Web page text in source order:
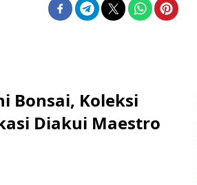
Bonsai, Koleksi
Diakui Maestro